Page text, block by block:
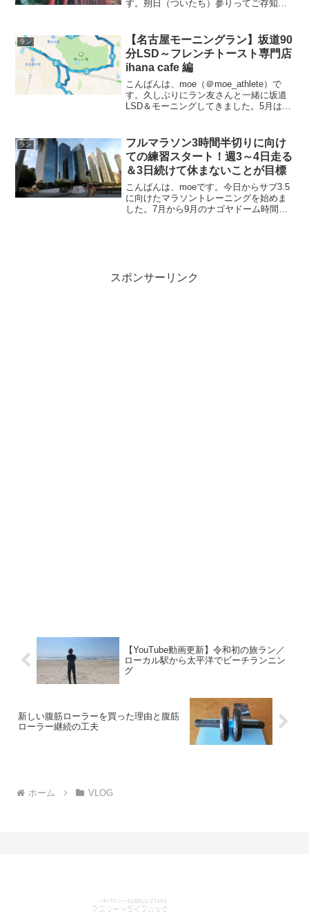
す。朔日（ついたち）参りってご存知で
す。歩いていくのももったいなので、お
稲荷さんまで走って行き...
ラン
【名古屋モーニングラン】坂道90
分LSD～フレンチトースト専門店
ihana cafe 編
こんばんは、moe（＠moe_athlete）で
す。久しぶりにラン友さんと一緒に坂道
LSD＆モーニングしてきました。5月は、
ZARAME NAGOYA編坂道90分...
ラン
フルマラソン3時間半切りに向け
ての練習スタート！週3～4日走る
＆3日続けて休まないことが目標
こんばんは、moeです。今日からサブ3.5
に向けたマラソントレーニングを始めま
した。7月から9月のナゴヤドーム時間リ
スポンサーリンク
【YouTube動画更新】令和初の旅ラン／
ローカル駅から太平洋でビーチランニン
グ
新しい腹筋ローラーを買った理由と腹筋
ローラー継続の工夫
ホーム VLOG